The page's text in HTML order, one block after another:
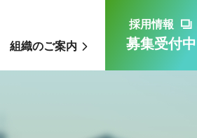
組織のご案内
採用情報
募集受付中